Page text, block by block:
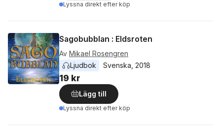
Lyssna direkt efter köp
Sagobubblan : Eldsroten
Av Mikael Rosengren
Ljudbok
Svenska 2018
19 kr
Lägg till
Lyssna direkt efter köp